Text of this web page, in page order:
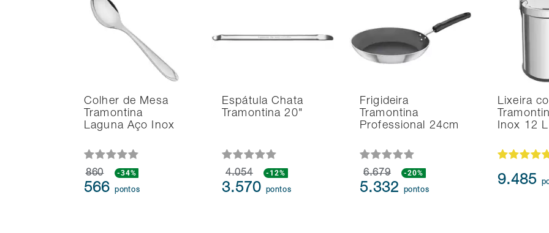
Colher de Mesa
Tramontina
Laguna Aço Inox
860 -34%
566 pontos
Espátula Chata
Tramontina 20"
4.054 -12%
3.570 pontos
Frigideira
Tramontina
Professional 24cm
6.679 -20%
5.332 pontos
Lixeira
Inox 12
9.485